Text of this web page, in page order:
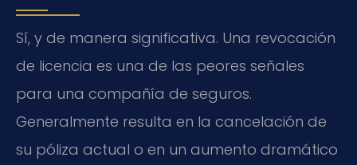
Sí, y de manera significativa. Una revocación
de licencia es una de las peores señales
para una compañía de seguros.
Generalmente resulta en la cancelación de
su póliza actual o en un aumento dramático